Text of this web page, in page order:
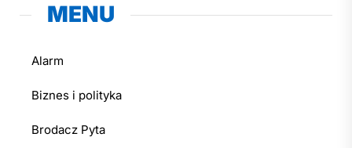
MENU
Alarm
Biznes i polityka
Brodacz Pyta